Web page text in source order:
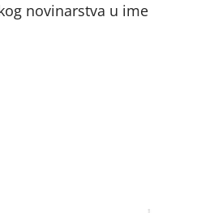
novinarstva u ime